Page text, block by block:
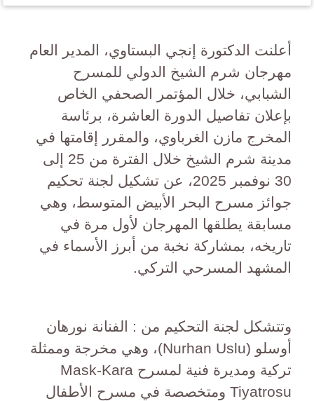
أعلنت الدكتورة إنجي البستاوي، المدير العام
مهرجان شرم الشيخ الدولي للمسرح
الشبابي، خلال المؤتمر الصحفي الخاص
بإعلان تفاصيل الدورة العاشرة، برئاسة
المخرج مازن الغرباوي، والمقرر إقامتها في
مدينة شرم الشيخ خلال الفترة من 25 إلى
30 نوفمبر 2025، عن تشكيل لجنة تحكيم
جوائز مسرح البحر الأبيض المتوسط، وهي
مسابقة يطلقها المهرجان لأول مرة في
تاريخه، بمشاركة نخبة من أبرز الأسماء في
المشهد المسرحي التركي.
وتتشكل لجنة التحكيم من : الفنانة نورهان
أوسلو (Nurhan Uslu)، وهي مخرجة وممثلة
تركية ومديرة فنية لمسرح Mask-Kara
Tiyatrosu ومتخصصة في مسرح الأطفال